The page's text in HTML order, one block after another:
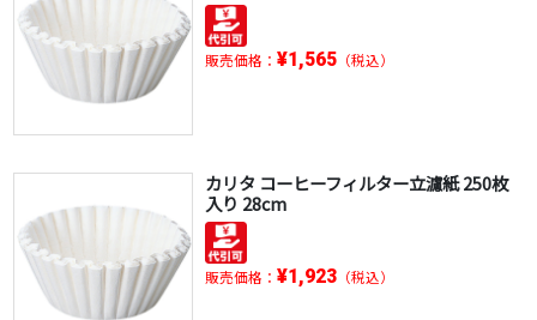
販売価格： ¥1,565（税込）
カリタ コーヒーフィルター立濾紙 250枚
入り 28cm
販売価格： ¥1,923（税込）